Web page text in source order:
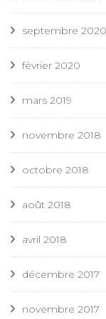
septembre 2020
février 2020
mars 2019
novembre 2018
octobre 2018
août 2018
avril 2018
décembre 2017
novembre 2017